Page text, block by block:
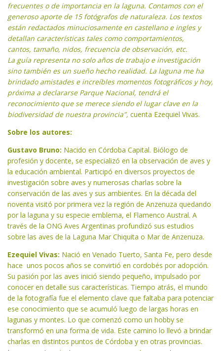
frecuentes o de importancia en la laguna. Contamos con el
generoso aporte de 15 fotógrafos de naturaleza. Los textos
están redactados minuciosamente en castellano e ingles y
detallan características tales como comportamientos,
cantos, tamaño, nidos, frecuencia de observación, etc.
La guía representa no solo años de trabajo e investigación
sino también es un sueño hecho realidad. La laguna me ha
brindado amistades e increíbles momentos fotográficos y hoy,
próxima a declararse Parque Nacional, tendrá el
reconocimiento que se merece siendo el lugar clave en la
biodiversidad de nuestra provincia", cuenta Ezequiel Vivas.
Sobre los autores:
Gustavo Bruno: Nacido en Córdoba Capital. Biólogo de
profesión y docente, se especializó en la observación de aves y
la educación ambiental. Participó en diversos proyectos de
investigación sobre aves y numerosas charlas sobre la
conservación de las aves y sus ambientes. En la década del
noventa visitó por primera vez la región de Anzenuza quedando
por la laguna y su especie emblema, el Flamenco Austral. A
través de la ONG Aves Argentinas profundizó sus estudios
sobre las aves de la Laguna Mar Chiquita o Mar de Anzenuza.
Ezequiel Vivas: Nació en Venado Tuerto, Santa Fe, pero desde
hace unos pocos años se convirtió en cordobés por adopción.
Su pasión por las aves inició siendo pequeño, impulsado por
conocer en detalle sus características. Tiempo atrás, el mundo
de la fotografía fue el elemento clave que faltaba para potenciar
ese conocimiento que se acumuló luego de largas horas en
lagunas y montes. Lo que comenzó como un hobby se
transformó en una forma de vida. Este camino lo llevó a brindar
charlas en distintos puntos de Córdoba y en otras provincias.